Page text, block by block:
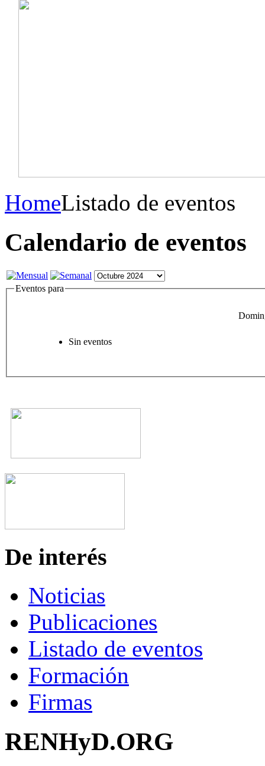
HomeListado de eventos
Calendario de eventos
Eventos para
Sin eventos
De interés
Noticias
Publicaciones
Listado de eventos
Formación
Firmas
RENHyD.ORG